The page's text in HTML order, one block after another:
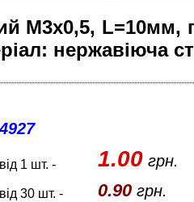
М3х0,5, L=10мм,
нержавіюча
від 1 шт. - 1.00грн.
від 30 шт. - 0.90грн.